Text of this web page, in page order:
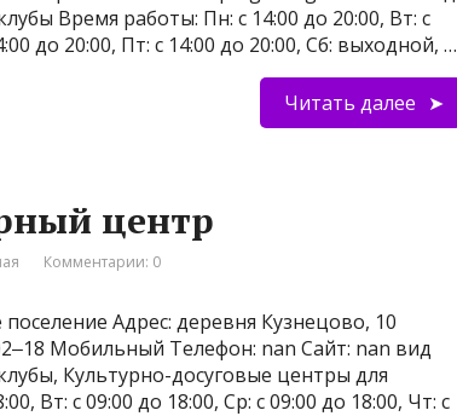
Время работы: Пн: с 14:00 до 20:00, Вт: с
до 20:00, Пт: с 14:00 до 20:00, Сб: выходной, …
Читать далее
центр
Комментарии: 0
Адрес: деревня Кузнецово, 10
Мобильный Телефон: nan Сайт: nan вид
Культурно-досуговые центры для
Вт: с 09:00 до 18:00, Ср: с 09:00 до 18:00, Чт: с